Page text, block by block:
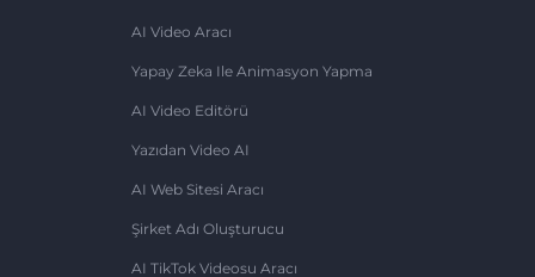
AI Video Aracı
Yapay Zeka Ile Animasyon Yapma
AI Video Editörü
Yazıdan Video AI
AI Web Sitesi Aracı
Şirket Adı Oluşturucu
AI TikTok Videosu Aracı